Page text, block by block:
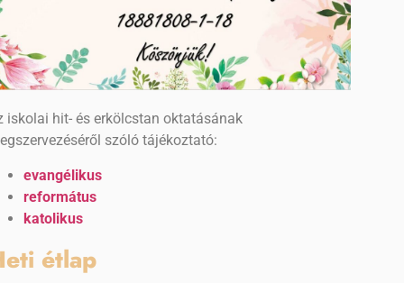
iskolai hit- és erkölcstan oktatásának
szóló tájékoztató:
evangélikus
református
katolikus
étlap